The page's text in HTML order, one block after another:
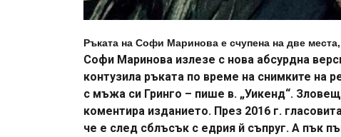
Ръката на Софи Маринова е счупена на две
Софи Маринова излезе с нова абсурдна
контузила ръката по време на снимките на
с мъжа си Гринго – пише в. „Уикенд“.
коментира изданието. През 2016 г.
че е след сблъсък с едрия й съпруг. А пък